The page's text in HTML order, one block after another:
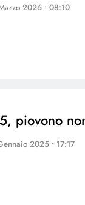
2026 • 08:10
piovono
2025 • 17:17